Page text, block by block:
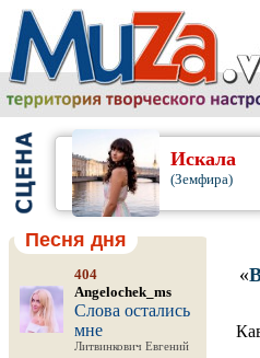
Искала
(Земфира)
Песня дня
404
Angelochek_ms
Слова остались
мне
Литвинкович Евгений
«